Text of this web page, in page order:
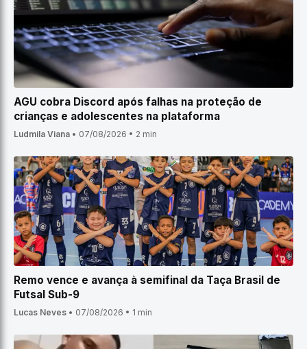
AGU cobra Discord após falhas na proteção de
crianças e adolescentes na plataforma
Ludmila Viana • 07/08/2026 • 2 min
Remo vence e avança à semifinal da Taça Brasil de
Futsal Sub-9
Lucas Neves • 07/08/2026 • 1 min